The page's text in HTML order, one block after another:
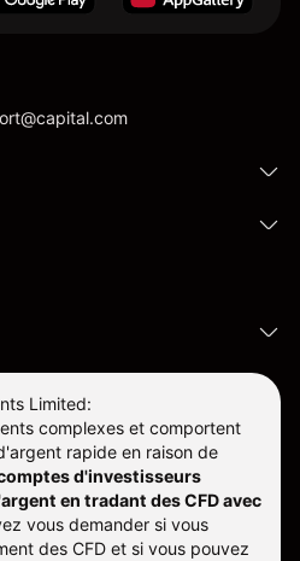
Limited:
complexes et comportent
rapide en raison de
d'investisseurs
en tradant des CFD avec
vous demander si vous
des CFD et si vous pouvez